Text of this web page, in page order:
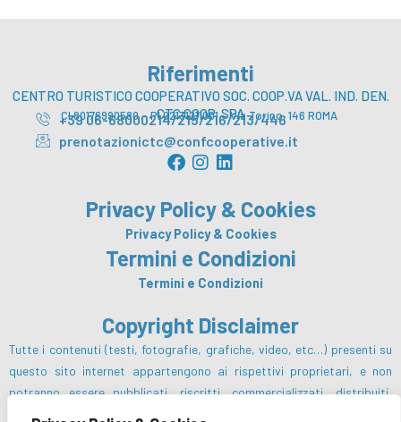
Riferimenti
CENTRO TURISTICO COOPERATIVO SOC. COOP.VA VAL. IND. DEN.
CTC COOP. SPA
CI 80176990580 – PI 02131211001 – Via Torino, 146 ROMA
+39 06-68000214/215/216/213/446
prenotazionictc@confcooperative.it
F
a
e
b
o
o
k
I
t
a
g
r
a
L
k
e
d
i
n
Privacy Policy & Cookies
Privacy Policy & Cookies
Termini e Condizioni
Termini e Condizioni
Copyright Disclaimer
Tutte i contenuti (testi, fotografie, grafiche, video, etc…) presenti su
questo sito internet appartengono ai rispettivi proprietari, e non
potranno essere pubblicati, riscritti, commercializzati, distribuiti,